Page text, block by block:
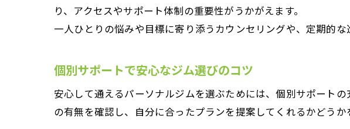
り、アクセスやサポート体制の重要性がうかがえます。
一人ひとりの悩みや目標に寄り添うカウンセリングや、定期的
個別サポートで安心なジム選びのコツ
安心して通えるパーソナルジムを選ぶためには、個別サポート
の有無を確認し、自分に合ったプランを提案してくれるかどうか